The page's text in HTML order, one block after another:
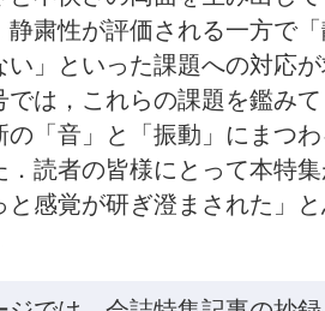
静粛性が評価される一方で
い」といった課題への対応
では，これらの課題を鑑み
の「音」と「振動」にまつ
．読者の皆様にとって本特
と感覚が研ぎ澄まされた」